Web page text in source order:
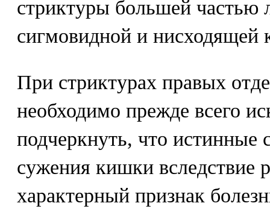
стриктуры большей частью
сигмовидной и нисходящей
При стриктурах правых
необходимо прежде всего
подчеркнуть, что истинные
сужения кишки вследствие
характерный признак